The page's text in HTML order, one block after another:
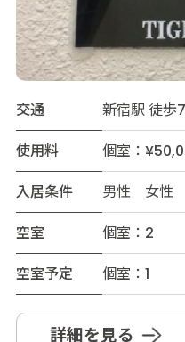
交通
新宿駅 徒歩
使用料
個室：
入居条件
男性 女性
空室
個室：2
空室予定
個室：1
詳細を見る